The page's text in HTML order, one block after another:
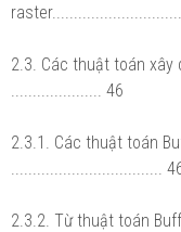
2.3. Các thuật toán xây
..................... 46
2.3.1. Các thuật toán
...................................
2.3.2. Từ thuật toán